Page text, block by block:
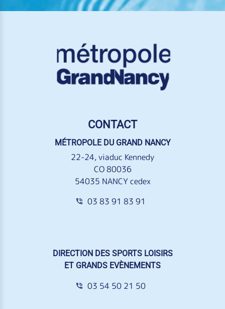
CONTACT
MÉTROPOLE DU GRAND NANCY
22-24, viaduc Kennedy
CO 80036
54035 NANCY cedex
03 83 91 83 91
DIRECTION DES SPORTS LOISIRS
ET GRANDS EVÈNEMENTS
03 54 50 21 50